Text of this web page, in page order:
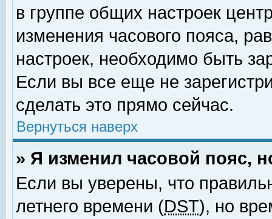
в группе общих настроек
изменения часового пояса,
настроек, необходимо быть
Если вы все еще не
сделать это прямо сейчас.
Вернуться наверх
» Я изменил часовой пояс,
Если вы уверены, что
летнего времени (DST), но